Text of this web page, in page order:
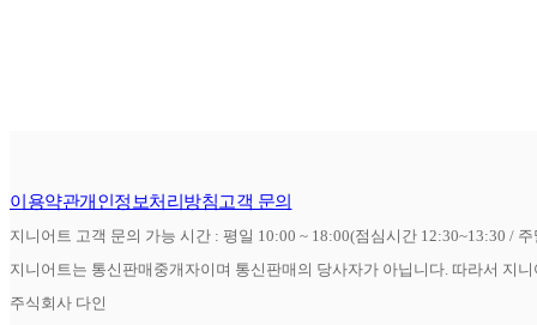
이용약관개인정보처리방침고객 문의
지니어트 고객 문의 가능 시간 : 평일 10:00 ~ 18:00(점심시간 12:30~13:30 /
지니어트는 통신판매중개자이며 통신판매의 당사자가 아닙니다. 따라서 지
주식회사 다인